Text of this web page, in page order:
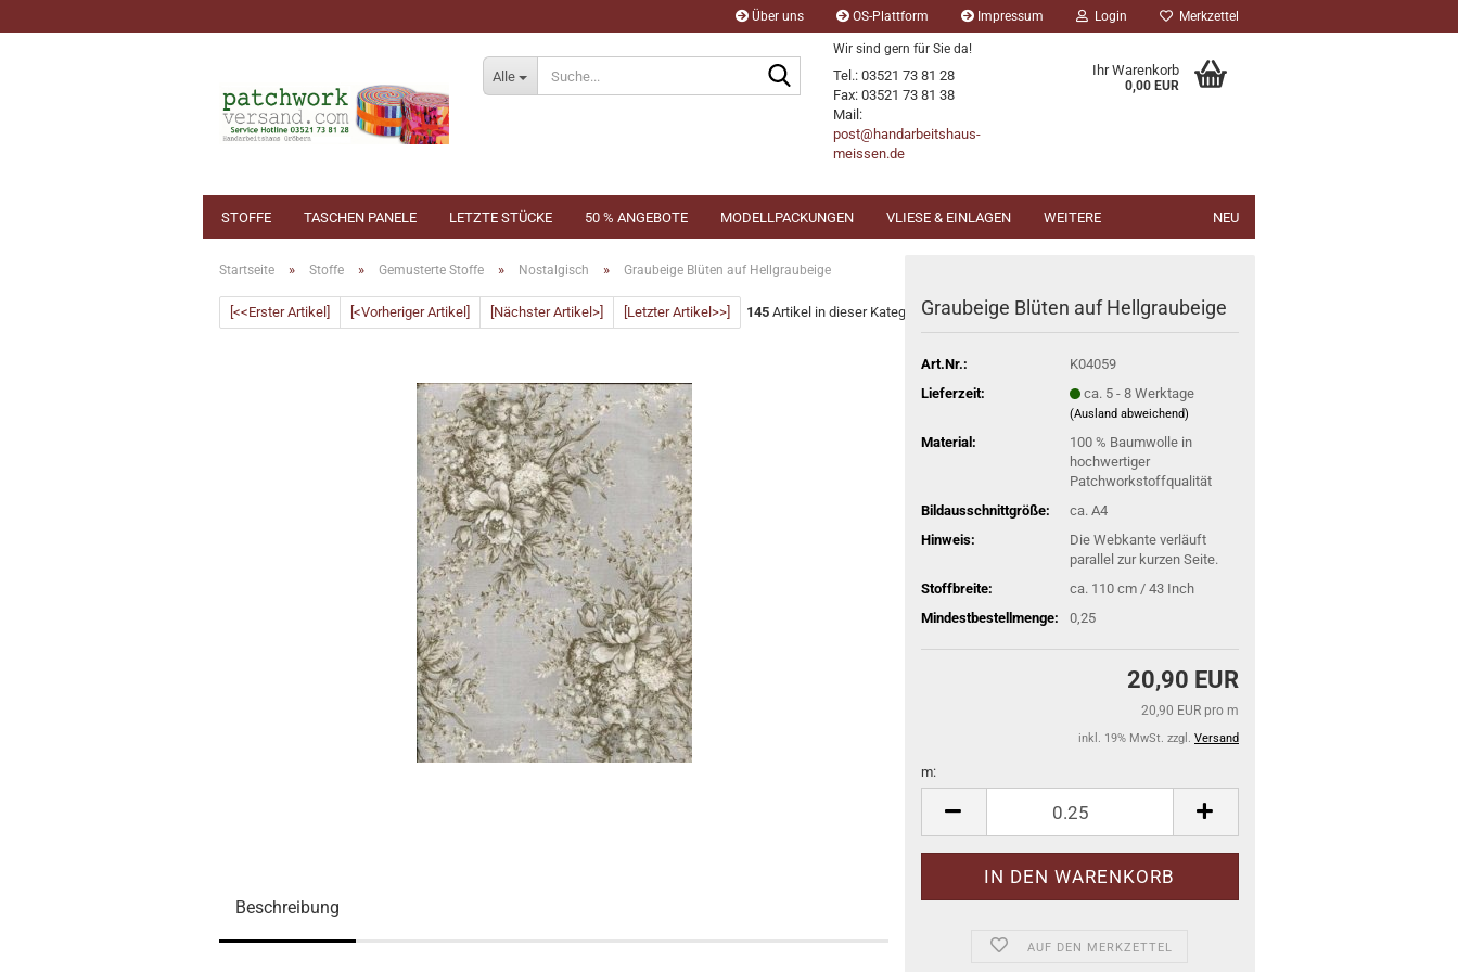
Über uns OS-Plattform Impressum Login Merkzettel
Alle
Wir sind gern für Sie da!
Tel.: 03521 73 81 28
Fax: 03521 73 81 38
Mail:
post@handarbeitshaus-
meissen.de
Ihr Warenkorb
0,00 EUR
STOFFE TASCHEN PANELE LETZTE STÜCKE 50 % ANGEBOTE MODELLPACKUNGEN VLIESE & EINLAGEN NEU
WEITERE
Startseite » Stoffe » Gemusterte Stoffe » Nostalgisch » Graubeige Blüten auf Hellgraubeige
[<<Erster Artikel] [<Vorheriger Artikel] [Nächster Artikel>] [Letzter Artikel>>] 145 Artikel in dieser KategorieGraubeige Blüten auf Hellgraubeige
Art.Nr.:
K04059
Lieferzeit:
ca. 5 - 8 Werktage
(Ausland abweichend)
Material:
100 % Baumwolle in
hochwertiger
Patchworkstoffqualität
Bildausschnittgröße:
ca. A4
Hinweis:
Die Webkante verläuft
parallel zur kurzen Seite.
Stoffbreite:
ca. 110 cm / 43 Inch
Mindestbestellmenge:
0,25
20,90 EUR
20,90 EUR pro m
inkl. 19% MwSt. zzgl. Versand
m:
AUF DEN MERKZETTEL
Beschreibung